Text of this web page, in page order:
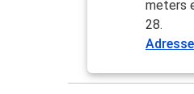
meters
28.